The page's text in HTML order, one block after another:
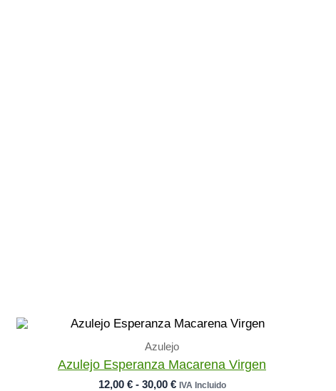
Azulejo
Azulejo Esperanza Macarena Virgen
12,00 € - 30,00 €Rango
IVA Incluido